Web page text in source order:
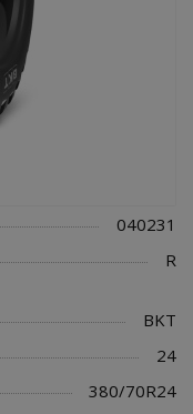
040231
R
BKT
24
380/70R24